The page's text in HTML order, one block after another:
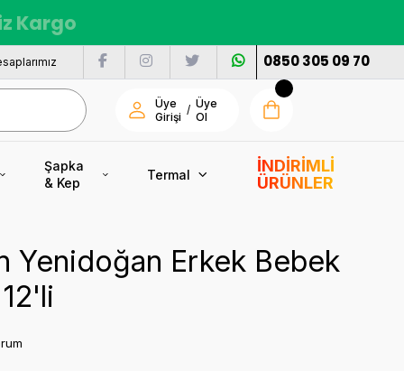
Kargo
0850 305 09 70
Üye
Girişi
/ Üye
Ol
Şapka
& Kep
Termal
İNDİRİMLİ
ÜRÜNLER
Yenidoğan Erkek Bebek